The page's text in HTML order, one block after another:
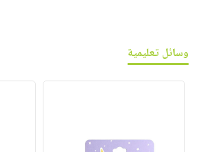
وسائل تعليمية